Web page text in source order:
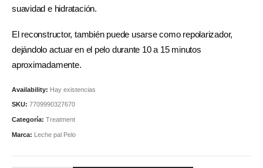
suavidad e hidratación.
El reconstructor, también puede usarse como repolarizador,
dejándolo actuar en el pelo durante 10 a 15 minutos
aproximadamente.
Availability: Hay existencias
SKU: 7709990327670
Categoría: Treatment
Marca: Leche pal Pelo